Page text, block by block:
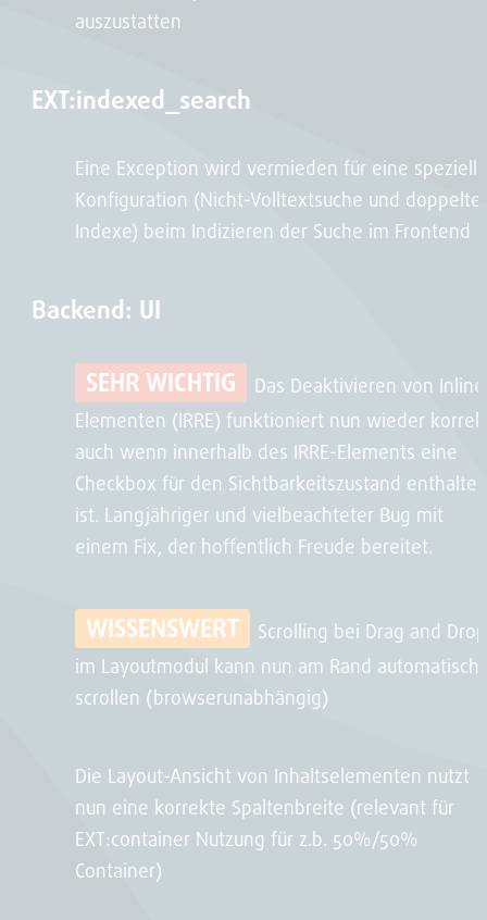
auszustatten
EXT:indexed_search
Eine Exception wird vermieden für eine spezielle
Konfiguration (Nicht-Volltextsuche und doppelte
Indexe) beim Indizieren der Suche im Frontend
Backend: UI
SEHR WICHTIG
Das Deaktivieren von
Elementen (IRRE) funktioniert nun wieder
auch wenn innerhalb des IRRE-Elements eine
Checkbox für den Sichtbarkeitszustand enthalten
ist. Langjähriger und vielbeachteter Bug mit
einem Fix, der hoffentlich Freude bereitet.
WISSENSWERT
Scrolling bei Drag and Drop
im Layoutmodul kann nun am Rand automatisch
scrollen (browserunabhängig)
Die Layout-Ansicht von Inhaltselementen nutzt
nun eine korrekte Spaltenbreite (relevant für
EXT:container Nutzung für z.b. 50%/50%
Container)